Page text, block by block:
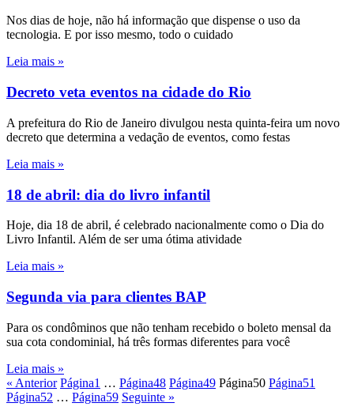
Nos dias de hoje, não há informação que dispense o uso da
tecnologia. E por isso mesmo, todo o cuidado
Leia mais »
Decreto veta eventos na cidade do Rio
A prefeitura do Rio de Janeiro divulgou nesta quinta-feira um novo
decreto que determina a vedação de eventos, como festas
Leia mais »
18 de abril: dia do livro infantil
Hoje, dia 18 de abril, é celebrado nacionalmente como o Dia do
Livro Infantil. Além de ser uma ótima atividade
Leia mais »
Segunda via para clientes BAP
Para os condôminos que não tenham recebido o boleto mensal da
sua cota condominial, há três formas diferentes para você
Leia mais »
« Anterior Página1 … Página48 Página49 Página50 Página51
Página52 … Página59 Seguinte »